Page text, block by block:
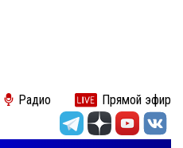
Радио Прямой эфир